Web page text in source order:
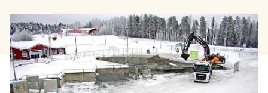
Kundservice
Öppettider